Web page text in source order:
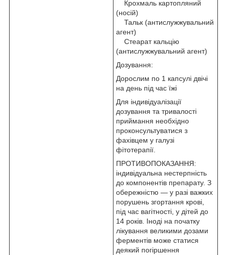
Крохмаль картопляний
(носій)
Тальк (антислужжувальний
агент)
Стеарат кальцію
(антислужжувальний агент)
Дозування:
Дорослим по 1 капсулі двічі
на день під час їжі
Для індивідуалізації
дозування та тривалості
приймання необхідно
проконсультуватися з
фахівцем у галузі
фітотерапії.
ПРОТИВОПОКАЗАННЯ:
індивідуальна нестерпність
до компонентів препарату. З
обережністю — у разі важких
порушень згортання крові,
під час вагітності, у дітей до
14 років. Іноді на початку
лікування великими дозами
ферментів може статися
деякий погіршення